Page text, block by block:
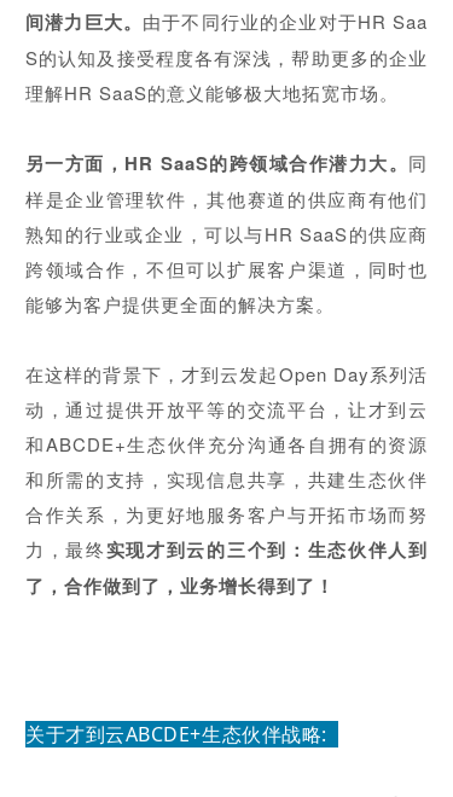
间潜力巨大。 由于不同行业的企业对于HR Saa
S的认知及接受程度各有深浅，帮助更多的企业
理解HR SaaS的意义能够极大地拓宽市场。
另一方面，HR SaaS的跨领域合作潜力大。 同
样是企业管理软件，其他赛道的供应商有他们
熟知的行业或企业，可以与HR SaaS的供应商
跨领域合作，不但可以扩展客户渠道，同时也
能够为客户提供更全面的解决方案。
在这样的背景下，才到云发起Open Day系列活
动，通过提供开放平等的交流平台，让才到云
和ABCDE+生态伙伴充分沟通各自拥有的资源
和所需的支持，实现信息共享，共建生态伙伴
合作关系，为更好地服务客户与开拓市场而努
力，最终实现才到云的三个到：生态伙伴人到
了，合作做到了，业务增长得到了 ！
关于才到云ABCDE+生态伙伴战略: